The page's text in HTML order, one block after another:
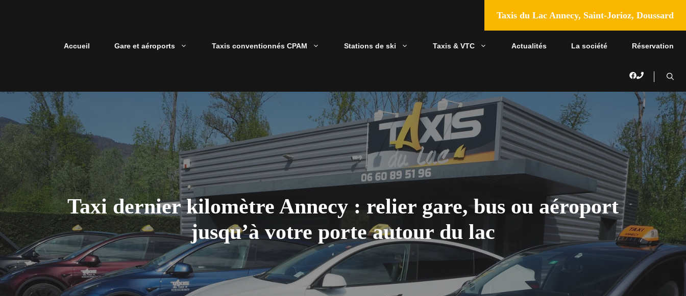
Taxis du Lac Annecy, Saint-Jorioz, Doussard
Accueil Gare et aéroports Taxis conventionnés CPAM Stations de ski Taxis & VTC Actualités La société Réservation
Taxi dernier kilomètre Annecy : relier gare, bus ou aéroport
jusqu’à votre porte autour du lac